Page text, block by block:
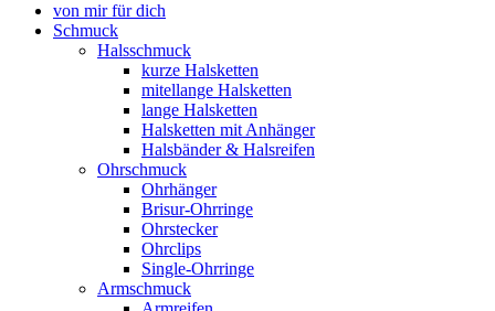
von mir für dich
Schmuck
Halsschmuck
kurze Halsketten
mitellange Halsketten
lange Halsketten
Halsketten mit Anhänger
Halsbänder & Halsreifen
Ohrschmuck
Ohrhänger
Brisur-Ohrringe
Ohrstecker
Ohrclips
Single-Ohrringe
Armschmuck